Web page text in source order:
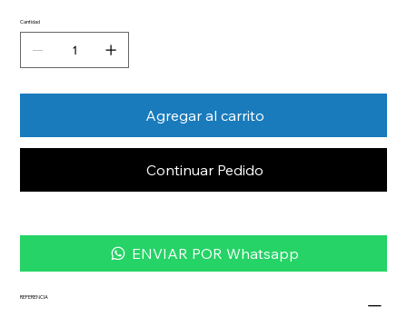
Cantidad
Agregar al carrito
Continuar Pedido
ENVIAR POR Whatsapp
REFERENCIA